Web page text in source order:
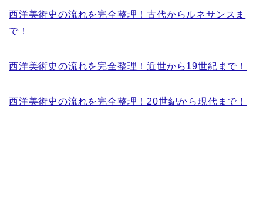
西洋美術史の流れを完全整理！古代からルネサンスま
で！
西洋美術史の流れを完全整理！近世から19世紀まで！
西洋美術史の流れを完全整理！20世紀から現代まで！